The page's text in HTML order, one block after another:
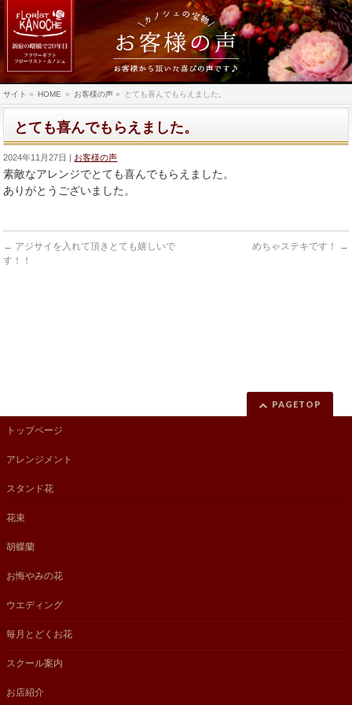
サイト » HOME » お客様の声 » とても喜んでもらえました。
とても喜んでもらえました。
2024年11月27日 お客様の声
素敵なアレンジでとても喜んでもらえました。
ありがとうございました。
← アジサイを入れて頂きとても嬉しいで
す！！
めちゃステキです！ →
PAGETOP
トップページ
アレンジメント
スタンド花
花束
胡蝶蘭
お悔やみの花
ウエディング
毎月とどくお花
スクール案内
お店紹介